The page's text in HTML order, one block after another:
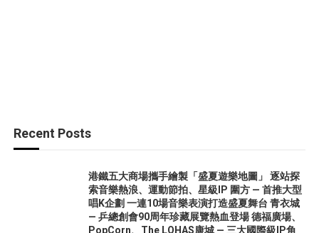
Recent Posts
港鐵五大商場攜手繪製「盛夏遊樂地圖」 逐站探
索音樂熱浪、運動節拍、星級IP 圍方 — 首推大型
唱K企劃 一連10場音樂表演打造盛夏舞台 青衣城
— 乒總創會90周年珍藏展覽熱血登場 德福廣場、
PopCorn、The LOHAS康城 — 三大國際級IP角